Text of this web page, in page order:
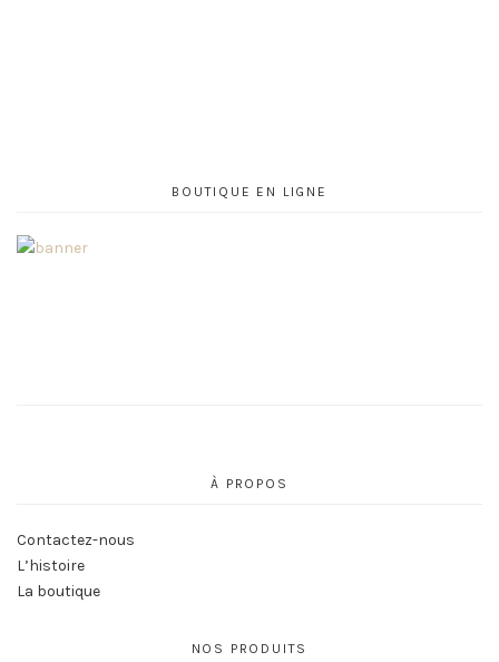
BOUTIQUE EN LIGNE
À PROPOS
Contactez-nous
L’histoire
La boutique
NOS PRODUITS